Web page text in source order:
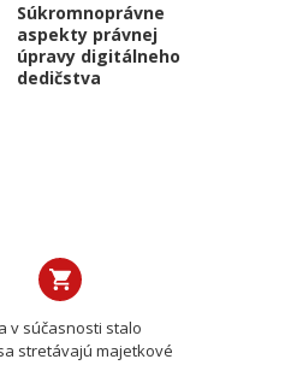
Súkromnoprávne
aspekty právnej
úpravy digitálneho
dedičstva
v súčasnosti stalo
stretávajú majetkové